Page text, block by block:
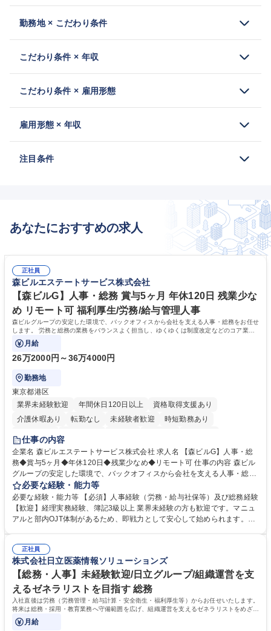
勤務地 × こだわり条件
こだわり条件 × 年収
こだわり条件 × 雇用形態
雇用形態 × 年収
注目条件
あなたにおすすめの求人
正社員
森ビルエステートサービス株式会社
【森ビルG】人事・総務 賞与5ヶ月 年休120日 残業少な
め リモート可 福利厚生/労務/給与管理人事
森ビルグループの安定した環境で、バックオフィスから会社を支える人事・総務をお任せ
します。 労務と総務の業務をバランスよく担当し、ゆくゆくは制度改定などのコア業務
にも挑戦できる、やりがいある環境です。
月給
26万2000円～36万4000円
勤務地
東京都港区
業界未経験歓迎
年間休日120日以上
資格取得支援あり
介護休暇あり
転勤なし 未経験者歓迎
時短勤務あり
経験者歓迎
完全週休2日制
交通費支給 長期歓迎 駅近5分以内 土日祝休み
仕事の内容
企業名 森ビルエステートサービス株式会社 求人名 【森ビルG】人事・総
務◆賞与5ヶ月◆年休120日◆残業少なめ◆リモート可 仕事の内容 森ビル
グループの安定した環境で、バックオフィスから会社を支える人事・総務
をお任せします。 労務と総務の業務をバランスよく担当し、ゆくゆくは制
度改定などのコア業務にも挑戦できる、やりがいある環境です。 ■勤怠管
理、給与計算、社会保険手続き、年末調整等の労務管理全般 ■入退社手続
き、社内規定の改定や人事制度改定などのコア業務 ■社内イベントの企画
でも質問・相談できる環境が整っているため、安心して成長できます。 募
集職種 【森ビルG】人事・総務◆賞与5ヶ月◆年休120日◆残業少なめ◆
リモート可
必要な経験・能力等
必要な経験・能力等 【必須】人事経験（労務・給与社保等）及び総務経験
【歓迎】経理実務経験、簿記3級以上 業界未経験の方も歓迎です。マニュ
アルと部内OJT体制があるため、即戦力として安心して始められます。
務に挑戦できるため、自身の成長と組織への貢献度をダイレクトに実感で
きます。 残業少なめ、週1日リモート可など、ワークライフバランスを保
ち長期活躍できる環境です。 「これまでの幅広い経験を活かし、長期的な
キャリアを築きたい」という前向きな意欲と挑戦を全力で応援します。 学
歴・資格 学歴：大学院 大学 高専 短大 専修学校 高校 語学力： 資格：日商
簿記検定1級 日商簿記検定2級 日商簿記検定3級
正社員
株式会社日立医薬情報ソリューションズ
【総務・人事】未経験歓迎/日立グループ/組織運営を支
えるゼネラリストを目指す 総務
入社直後は労務（労務管理・給与計算・安全衛生・福利厚生等）からお任せいたします。
将来は総務・採用・教育業務へ守備範囲を広げ、組織運営を支えるゼネラリストをめざせ
ます。
月給